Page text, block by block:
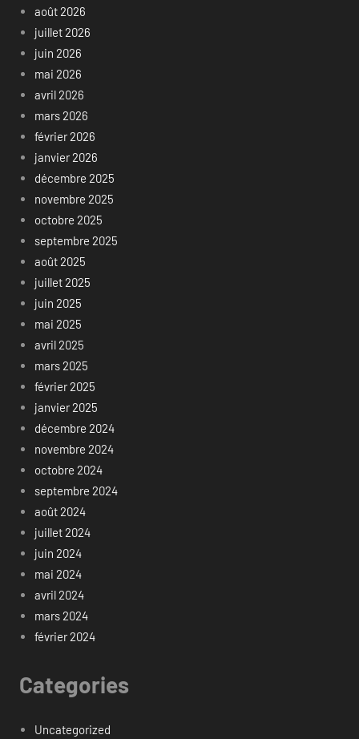
août 2026
juillet 2026
juin 2026
mai 2026
avril 2026
mars 2026
février 2026
janvier 2026
décembre 2025
novembre 2025
octobre 2025
septembre 2025
août 2025
juillet 2025
juin 2025
mai 2025
avril 2025
mars 2025
février 2025
janvier 2025
décembre 2024
novembre 2024
octobre 2024
septembre 2024
août 2024
juillet 2024
juin 2024
mai 2024
avril 2024
mars 2024
février 2024
Categories
Uncategorized